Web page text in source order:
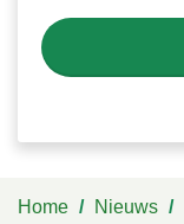
Home / Nieuws /